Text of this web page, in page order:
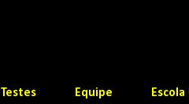
Testes Equipe Escola